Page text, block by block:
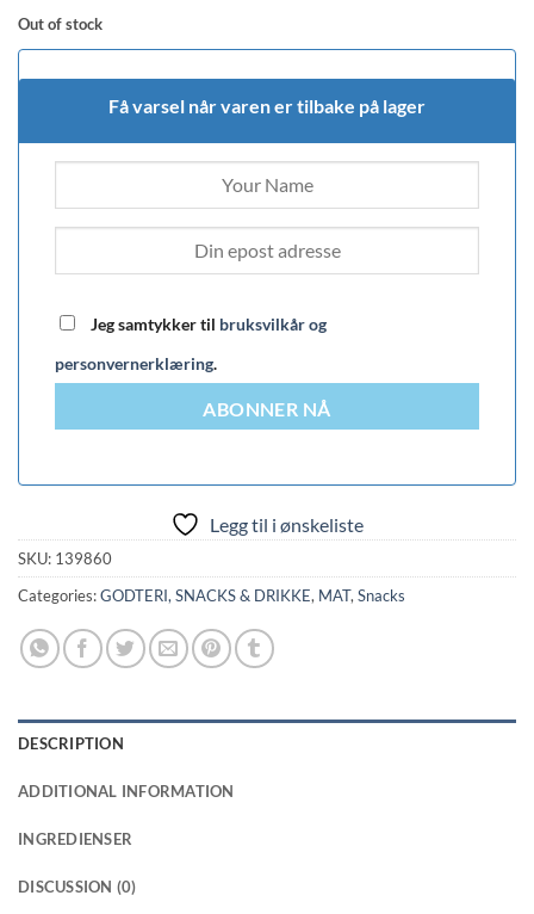
Out of stock
Få varsel når varen er tilbake på lager
Jeg samtykker til bruksvilkår og
personvernerklæring.
ABONNER NÅ
Legg til i ønskeliste
SKU: 139860
Categories:GODTERI, SNACKS & DRIKKE, MAT, Snacks
DESCRIPTION
ADDITIONAL INFORMATION
INGREDIENSER
DISCUSSION (0)